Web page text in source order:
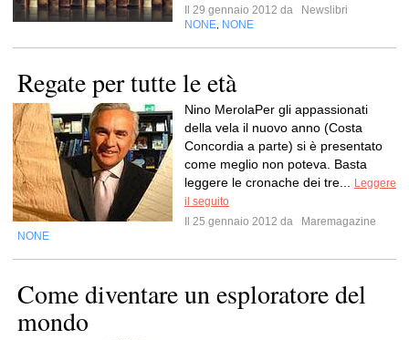
Il 29 gennaio 2012 da
Newslibri
NONE NONE
Regate per tutte le età
Nino MerolaPer gli appassionati
della vela il nuovo anno (Costa
Concordia a parte) si è presentato
come meglio non poteva. Basta
leggere le cronache dei tre...
Leggere
il seguito
Il 25 gennaio 2012 da
Maremagazine
NONE
Come diventare un esploratore del
mondo